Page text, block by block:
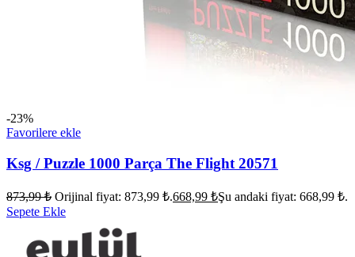
-23%
Favorilere ekle
Ksg / Puzzle 1000 Parça The Flight 20571
873,99₺ Orijinal fiyat: 873,99 ₺.668,99 ₺Şu andaki fiyat: 668,99 ₺.
Sepete Ekle